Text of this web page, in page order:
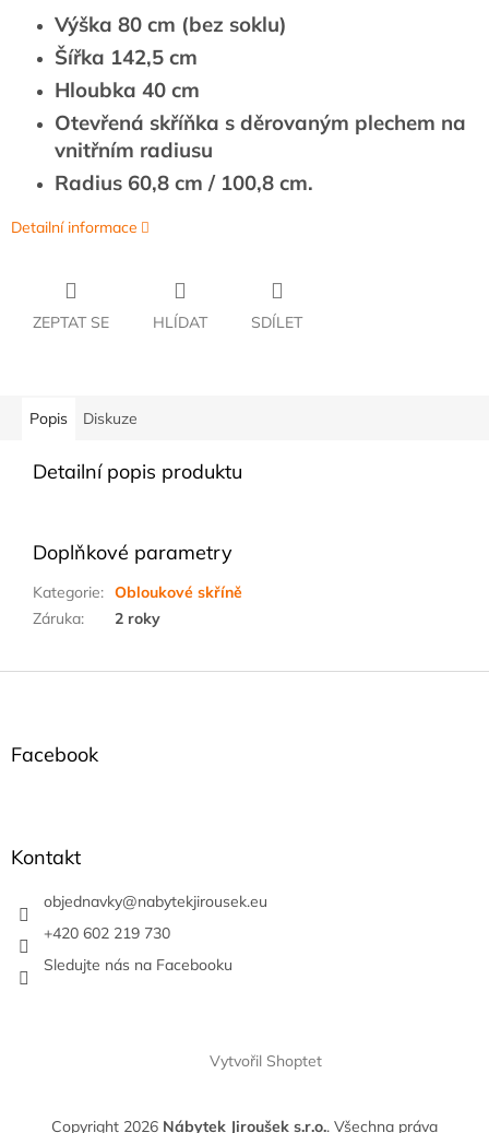
Výška 80 cm (bez soklu)
Šířka 142,5 cm
Hloubka 40 cm
Otevřená skříňka s děrovaným plechem na
vnitřním radiusu
Radius 60,8 cm / 100,8 cm.
Detailní informace
ZEPTAT SE HLÍDAT SDÍLET
Popis Diskuze
Detailní popis produktu
Doplňkové parametry
Kategorie: Obloukové skříně
Záruka: 2 roky
Facebook
Kontakt
objednavky@nabytekjirousek.eu
+420 602 219 730
Sledujte nás na Facebooku
Vytvořil Shoptet
Copyright 2026 Nábytek Jiroušek s.r.o.. Všechna práva